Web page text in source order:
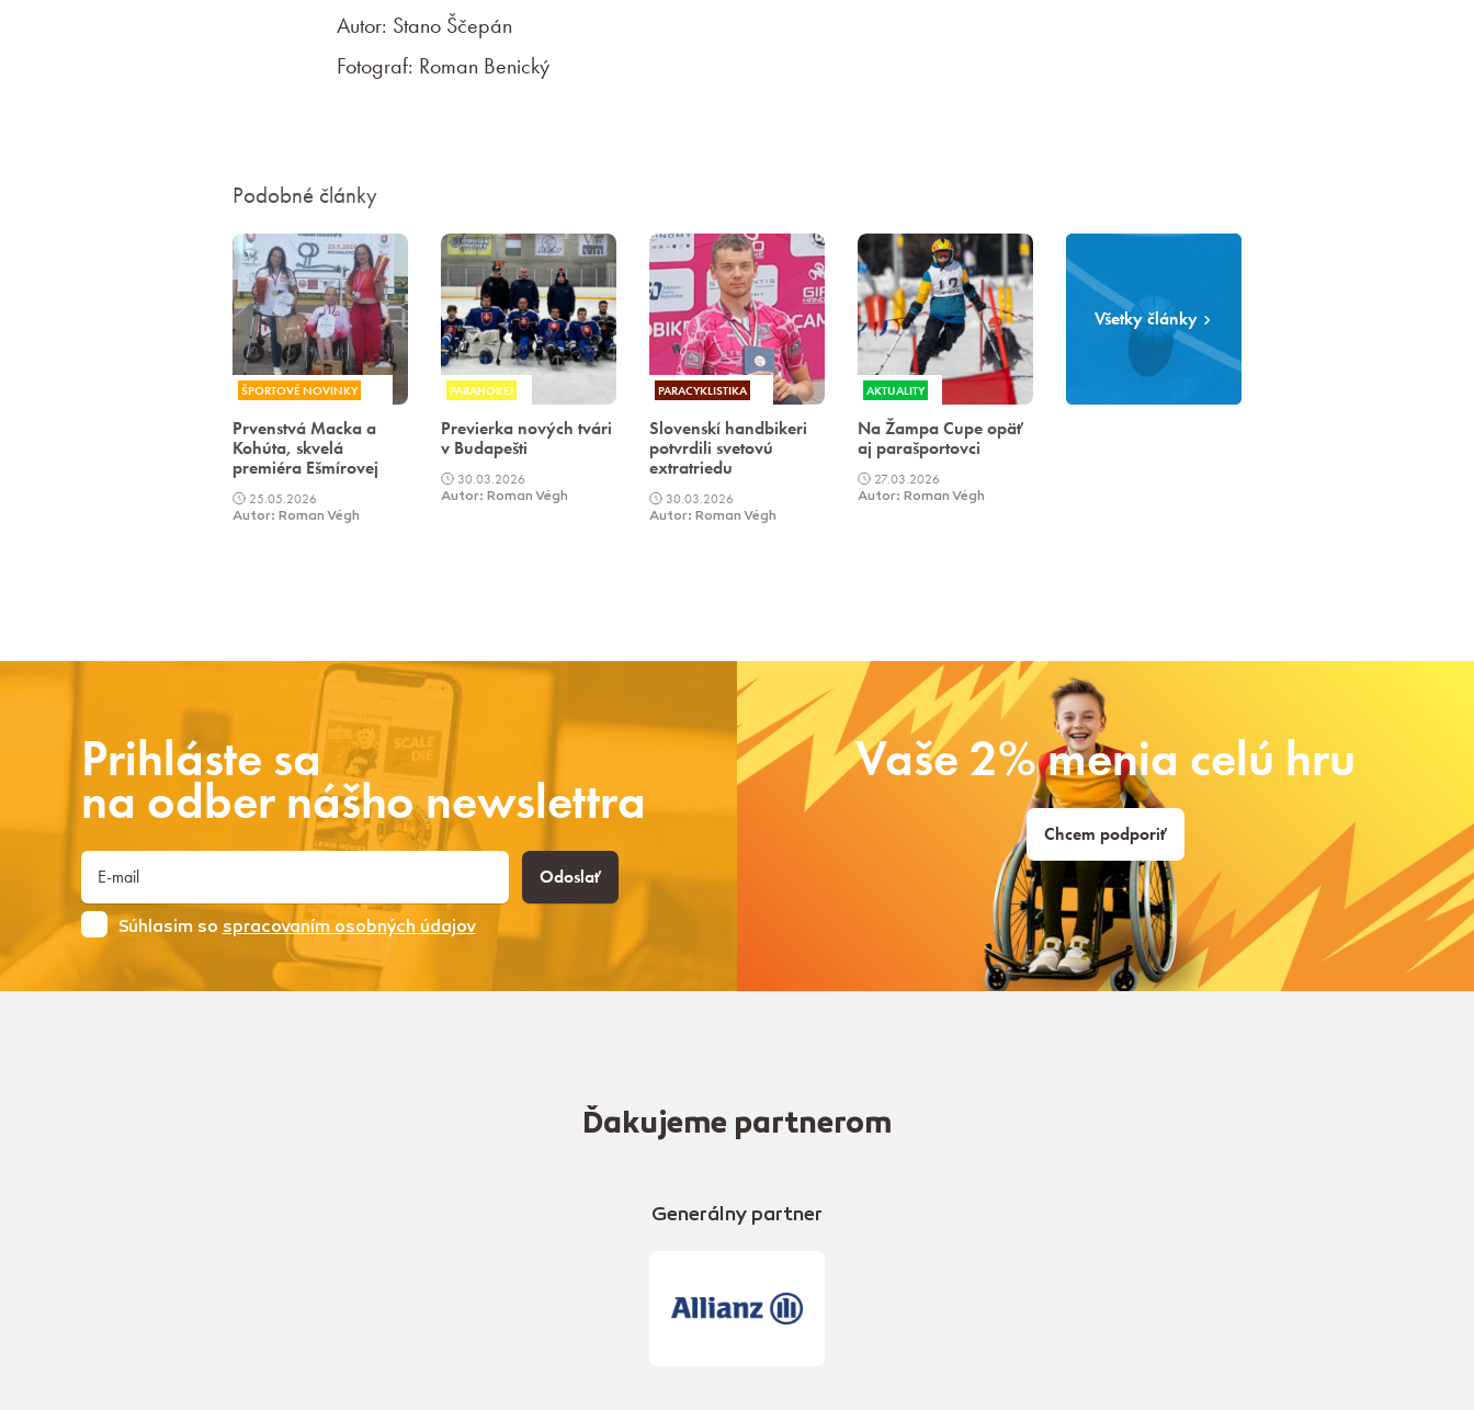
Autor: Stano Ščepán
Fotograf: Roman Benický
Podobné články
ŠPORTOVÉ NOVINKY
Prvenstvá Macka a
Kohúta, skvelá
premiéra Ešmírovej
25.05.2026
Autor: Roman Végh
PARAHOKEJ
Previerka nových tvári
v Budapešti
30.03.2026
Autor: Roman Végh
PARACYKLISTIKA
Slovenskí handbikeri
potvrdili svetovú
extratriedu
30.03.2026
Autor: Roman Végh
AKTUALITY
Na Žampa Cupe opäť
aj parašportovci
27.03.2026
Autor: Roman Végh
Všetky články
Prihláste sa
na odber nášho newslettra
Odoslať
Súhlasim so spracovaním osobných údajov
Vaše 2% menia celú hru
Chcem podporiť
Ďakujeme partnerom
Generálny partner